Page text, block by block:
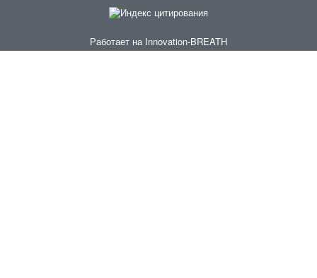
Работает на Innovation-BREATH